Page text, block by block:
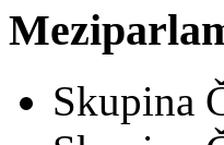
Skupina